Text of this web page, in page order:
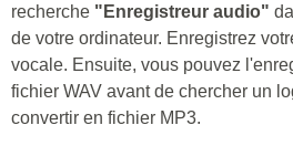
recherche "Enregistreur audio"
de votre ordinateur. Enregistrez
vocale. Ensuite, vous pouvez
fichier WAV avant de chercher un
convertir en fichier MP3.